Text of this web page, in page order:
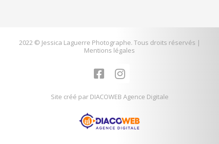
2022 © Jessica Laguerre Photographe. Tous droits réservés |
Mentions légales
F
a
c
b
o
I
n
s
a
g
Site créé par DIACOWEB Agence Digitale